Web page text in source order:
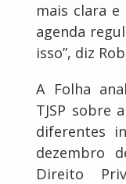
mais clara e
agenda
isso”, diz
A Folha
TJSP sobre
diferentes
dezembro
Direito